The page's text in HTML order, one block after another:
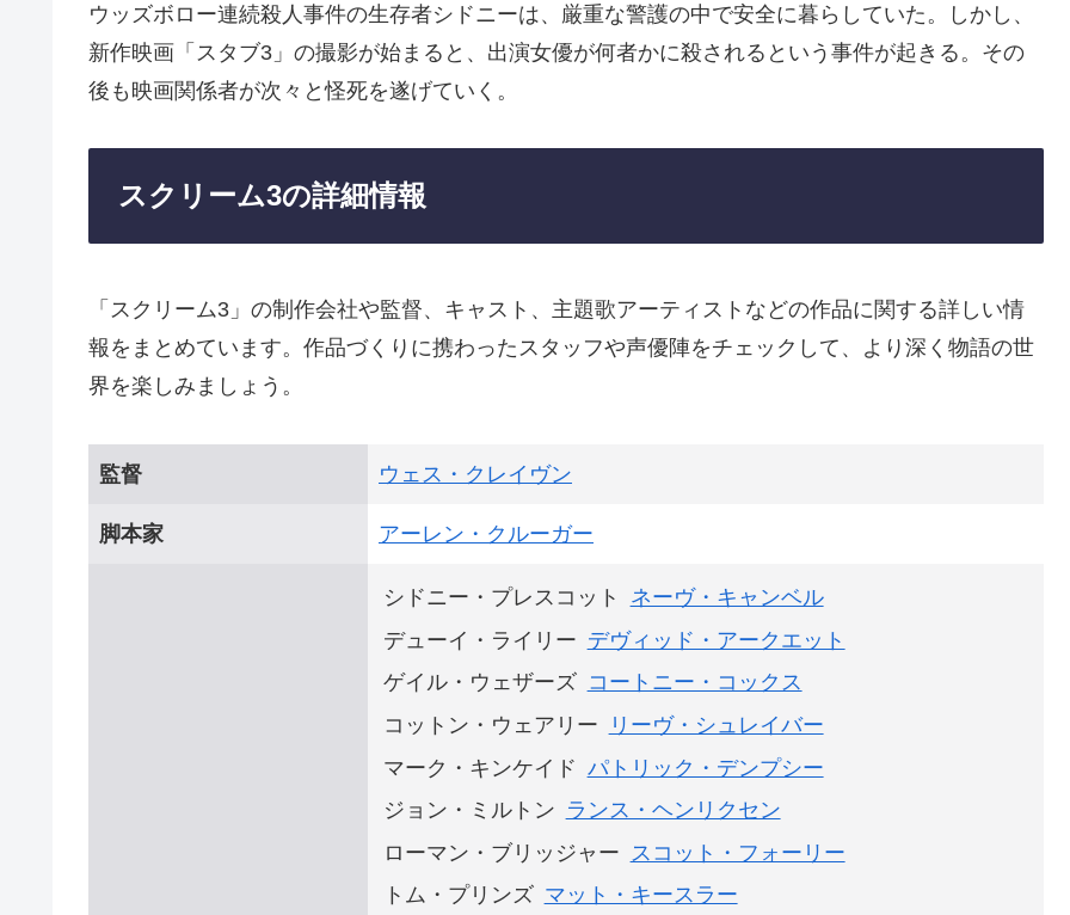
ウッズボロー連続殺人事件の生存者シドニーは、厳重な警護の中で安全に暮らしていた。しかし、
新作映画「スタブ3」の撮影が始まると、出演女優が何者かに殺されるという事件が起きる。その
後も映画関係者が次々と怪死を遂げていく。
スクリーム3の詳細情報
「スクリーム3」の制作会社や監督、キャスト、主題歌アーティストなどの作品に関する詳しい情
報をまとめています。作品づくりに携わったスタッフや声優陣をチェックして、より深く物語の世
界を楽しみましょう。
監督 ウェス・クレイヴン
脚本家 アーレン・クルーガー
シドニー・プレスコット
ネーヴ・キャンベル
デューイ・ライリー デヴィッド・アークエット
ゲイル・ウェザーズ コートニー・コックス
コットン・ウェアリー
リーヴ・シュレイバー
マーク・キンケイド パトリック・デンプシー
ジョン・ミルトン ランス・ヘンリクセン
ローマン・ブリッジャー
スコット・フォーリー
トム・プリンズ マット・キースラー